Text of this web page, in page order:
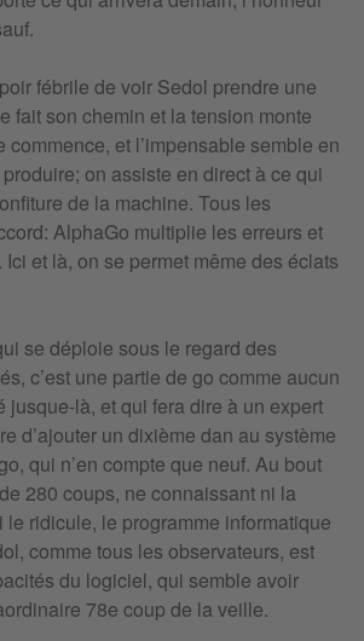
fébrile de voir Sedol prendre une
fait son chemin et la tension monte
commence, et l’impensable semble en
on assiste en direct à ce qui
de la machine. Tous les
AlphaGo multiplie les erreurs et
et là, on se permet même des éclats
se déploie sous le regard des
c’est une partie de go comme aucun
jusque-là, et qui fera dire à un expert
d’ajouter un dixième dan au système
qui n’en compte que neuf. Au bout
280 coups, ne connaissant ni la
le ridicule, le programme informatique
comme tous les observateurs, est
du logiciel, qui semble avoir
78e coup de la veille.